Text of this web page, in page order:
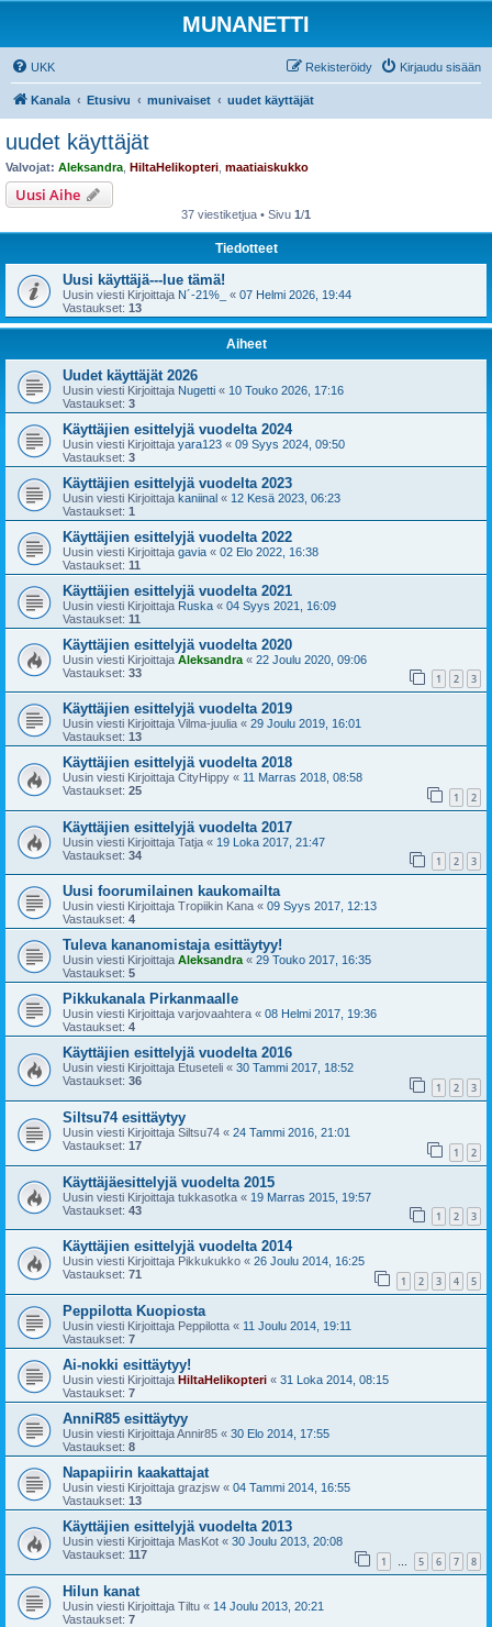
MUNANETTI
UKK Kirjaudu sisään
Rekisteröidy
Kanala Etusivu munivaiset uudet käyttäjät
uudet käyttäjät
Valvojat: Aleksandra HiltaHelikopteri maatiaiskukko
Uusi Aihe
37 viestiketjua • Sivu 1/1
Tiedotteet
Uusi käyttäjä---lue tämä!
Uusin viesti Kirjoittaja N´-21%_ « 07 Helmi 2026, 19:44
Vastaukset: 13
Aiheet
Uudet käyttäjät 2026
Uusin viesti Kirjoittaja Nugetti « 10 Touko 2026, 17:16
Vastaukset: 3
Käyttäjien esittelyjä vuodelta 2024
Uusin viesti Kirjoittaja yara123 « 09 Syys 2024, 09:50
Vastaukset: 3
Käyttäjien esittelyjä vuodelta 2023
Uusin viesti Kirjoittaja kaniinal « 12 Kesä 2023, 06:23
Vastaukset: 1
Käyttäjien esittelyjä vuodelta 2022
Uusin viesti Kirjoittaja gavia « 02 Elo 2022, 16:38
Vastaukset: 11
Käyttäjien esittelyjä vuodelta 2021
Uusin viesti Kirjoittaja Ruska « 04 Syys 2021, 16:09
Vastaukset: 11
Käyttäjien esittelyjä vuodelta 2020
Uusin viesti Kirjoittaja Aleksandra « 22 Joulu 2020, 09:06
Vastaukset: 33 1 2 3
Käyttäjien esittelyjä vuodelta 2019
Uusin viesti Kirjoittaja Vilma-juulia « 29 Joulu 2019, 16:01
Vastaukset: 13
Käyttäjien esittelyjä vuodelta 2018
Uusin viesti Kirjoittaja CityHippy « 11 Marras 2018, 08:58
Vastaukset: 25 1 2
Käyttäjien esittelyjä vuodelta 2017
Uusin viesti Kirjoittaja Tatja « 19 Loka 2017, 21:47
Vastaukset: 34 1 2 3
Uusi foorumilainen kaukomailta
Uusin viesti Kirjoittaja Tropiikin Kana « 09 Syys 2017, 12:13
Vastaukset: 4
Tuleva kananomistaja esittäytyy!
Uusin viesti Kirjoittaja Aleksandra« 29 Touko 2017, 16:35
Vastaukset: 5
Pikkukanala Pirkanmaalle
Uusin viesti Kirjoittaja varjovaahtera « 08 Helmi 2017, 19:36
Vastaukset: 4
Käyttäjien esittelyjä vuodelta 2016
Uusin viesti Kirjoittaja Etuseteli « 30 Tammi 2017, 18:52
Vastaukset: 36 1 2 3
Siltsu74 esittäytyy
Uusin viesti Kirjoittaja Siltsu74 « 24 Tammi 2016, 21:01
Vastaukset: 17 1 2
Käyttäjäesittelyjä vuodelta 2015
Uusin viesti Kirjoittaja tukkasotka « 19 Marras 2015, 19:57
Vastaukset: 43 1 2 3
Käyttäjien esittelyjä vuodelta 2014
Uusin viesti Kirjoittaja Pikkukukko « 26 Joulu 2014, 16:25
Vastaukset: 71 1 2 3 4 5
Peppilotta Kuopiosta
Uusin viesti Kirjoittaja Peppilotta « 11 Joulu 2014, 19:11
Vastaukset: 7
Ai-nokki esittäytyy!
Uusin viesti Kirjoittaja HiltaHelikopteri « 31 Loka 2014, 08:15
Vastaukset: 7
AnniR85 esittäytyy
Uusin viesti KirjoittajaAnnir85 « 30 Elo 2014, 17:55
Vastaukset: 8
Napapiirin kaakattajat
Uusin viesti Kirjoittaja grazjsw « 04 Tammi 2014, 16:55
Vastaukset: 13
Käyttäjien esittelyjä vuodelta 2013
Uusin viesti Kirjoittaja MasKot « 30 Joulu 2013, 20:08
Vastaukset: 117 1 … 5 6 7 8
Hilun kanat
Uusin viesti Kirjoittaja Tiltu « 14 Joulu 2013, 20:21
Vastaukset: 7